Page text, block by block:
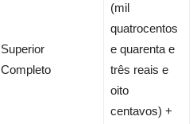
Superior
Completo
(mil
quatrocentos
e quarenta e
três reais e
oito
centavos) +